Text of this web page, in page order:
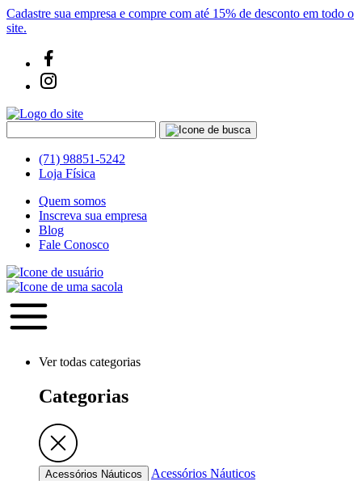
Cadastre sua empresa e compre com até 15% de desconto em todo o
site.
(71) 98851-5242
Loja Física
Quem somos
Inscreva sua empresa
Blog
Fale Conosco
Ver todas categorias
Categorias
Acessórios Náuticos
Acessórios Náuticos